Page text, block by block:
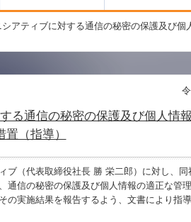
アティブに対する通信の秘密の保護及び個
る通信の秘密の保護及び個人情
（指導）
（代表取締役社長 勝 栄二郎）に対し、同
通信の秘密の保護及び個人情報の適正な管
の実施結果を報告するよう、文書により指